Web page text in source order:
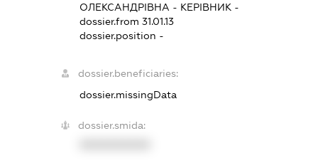
ОЛЕКСАНДРІВНА - КЕРІВНИК -
dossier.from 31.01.13
dossier.position -
dossier.beneficiaries:
dossier.missingData
dossier.smida: